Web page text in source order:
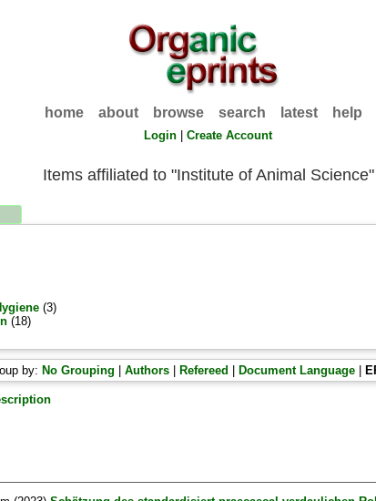
home about browse search latest help
Login |Create Account
Items affiliated to "Institute of Animal Science"
(3)
(18)
by: No Grouping |Authors Refereed Document Language